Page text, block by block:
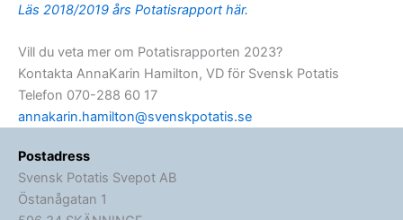
Läs 2018/2019 års Potatisrapport här.
Vill du veta mer om Potatisrapporten 2023?
Kontakta AnnaKarin Hamilton, VD för Svensk Potatis
Telefon 070-288 60 17
annakarin.hamilton@svenskpotatis.se
Postadress
Svensk Potatis Svepot AB
Östanågatan 1